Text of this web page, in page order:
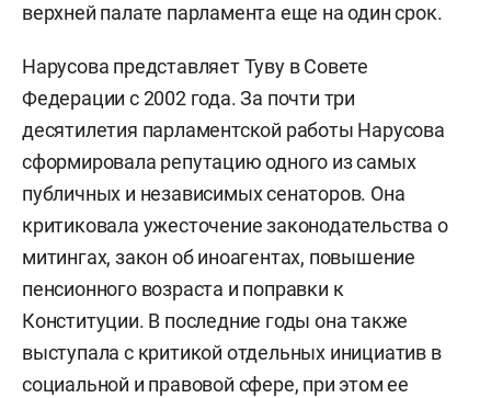
верхней палате парламента еще на один срок.
Нарусова представляет Туву в Совете
Федерации с 2002 года. За почти три
десятилетия парламентской работы Нарусова
сформировала репутацию одного из самых
публичных и независимых сенаторов. Она
критиковала ужесточение законодательства о
митингах, закон об иноагентах, повышение
пенсионного возраста и поправки к
Конституции. В последние годы она также
выступала с критикой отдельных инициатив в
социальной и правовой сфере, при этом ее